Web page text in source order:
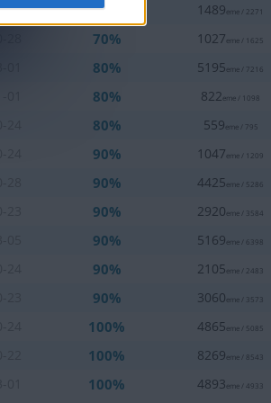
25 70% 1489eme / 2271
70% 1027eme / 1625
80% 5195eme / 7216
80% 822eme / 1098
80% 559eme / 795
90% 1047eme / 1209
90% 4425eme / 5286
90% 2920eme / 3584
90% 5169eme / 6398
90% 2105eme / 2483
90% 3060eme / 3573
100% 4865eme / 5085
100% 8269eme / 8543
100% 4893eme / 4933